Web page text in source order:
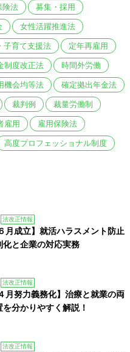
険法 募集・採用
女性活躍推進法
子育て支援法 定年再雇用
制度改正法 時間外労働
機会均等法 確定拠出年金法
裁判例 裁量労働制
雇用 雇用保険法
高度プロフェッショナル制度
法改正情報
月成立】就活ハラスメント防止
化と企業の対応実務
法改正情報
月努力義務化】治療と就業の両
分かりやすく解説！
法改正情報